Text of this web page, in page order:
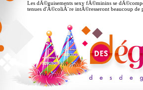
Les dÃ©guisements sexy fÃ©minins se
tenues d'Ã©coliÃ¨re intÃ©resseront beaucoup de